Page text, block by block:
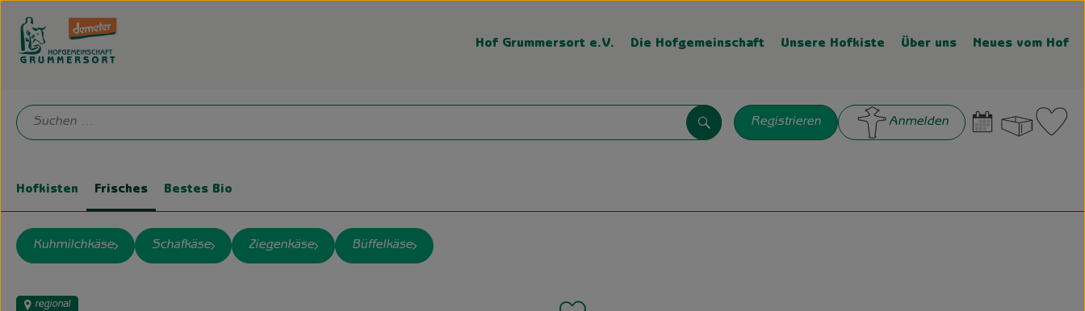
Hof Grummersort e.V. Die Hofgemeinschaft Unsere Hofkiste Über uns Neues vom Hof
Registrieren Anmelden
Suchen
Hofkisten Frisches Bestes Bio
Kuhmilchkäse Schafkäse Ziegenkäse Büffelkäse
regional